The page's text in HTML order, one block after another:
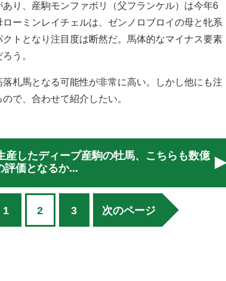
り、産駒モンファボリ（父フランケル）は今年6
ーミンレイチェルは、ゼンノロブロイの母と牝系
トとなり注目度は断然だ。馬体的なマイナス要素
う。
札馬となる可能性が非常に高い。しかし他にも注
で、合わせて紹介したい。
産したディープ産駒の牡馬、こちらも数億
評価となるか...
1 2 3 次のページ